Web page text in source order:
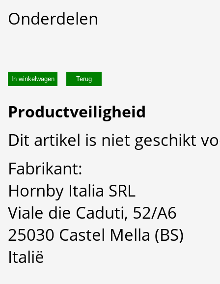
Onderdelen
In winkelwagen
Productveiligheid
Dit artikel is niet geschikt
Fabrikant:
Hornby Italia SRL
Viale die Caduti, 52/A6
25030 Castel Mella (BS)
Italië